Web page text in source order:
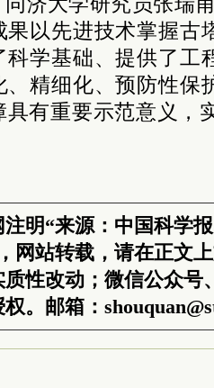
果以先进技术掌握古
科学基础、提供了工
、精细化、预防性保
有重要示范意义，
明“来源：中国科学
网站转载，请在正文
性改动；微信公众号
。邮箱：